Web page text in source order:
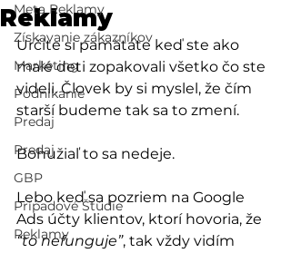
Meta Reklamy
Získavanie zákazníkov
Marketing
Podnikanie
Predaj
Predaj
GBP
Prípadové Štúdie
Reklamy
Reklamy
Určite si pamätáte keď ste ako
malé deti zopakovali všetko čo ste
videli. Človek by si myslel, že čím
starší budeme tak sa to zmení.
Bohužiaľ to sa nedeje.
Lebo keď sa pozriem na Google
Ads účty klientov, ktorí hovoria, že
“to nefunguje”, tak vždy vidím